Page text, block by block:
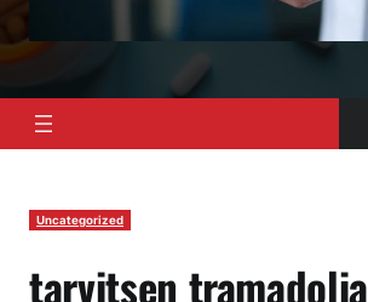
Uncategorized
tarvitsen tramadolia